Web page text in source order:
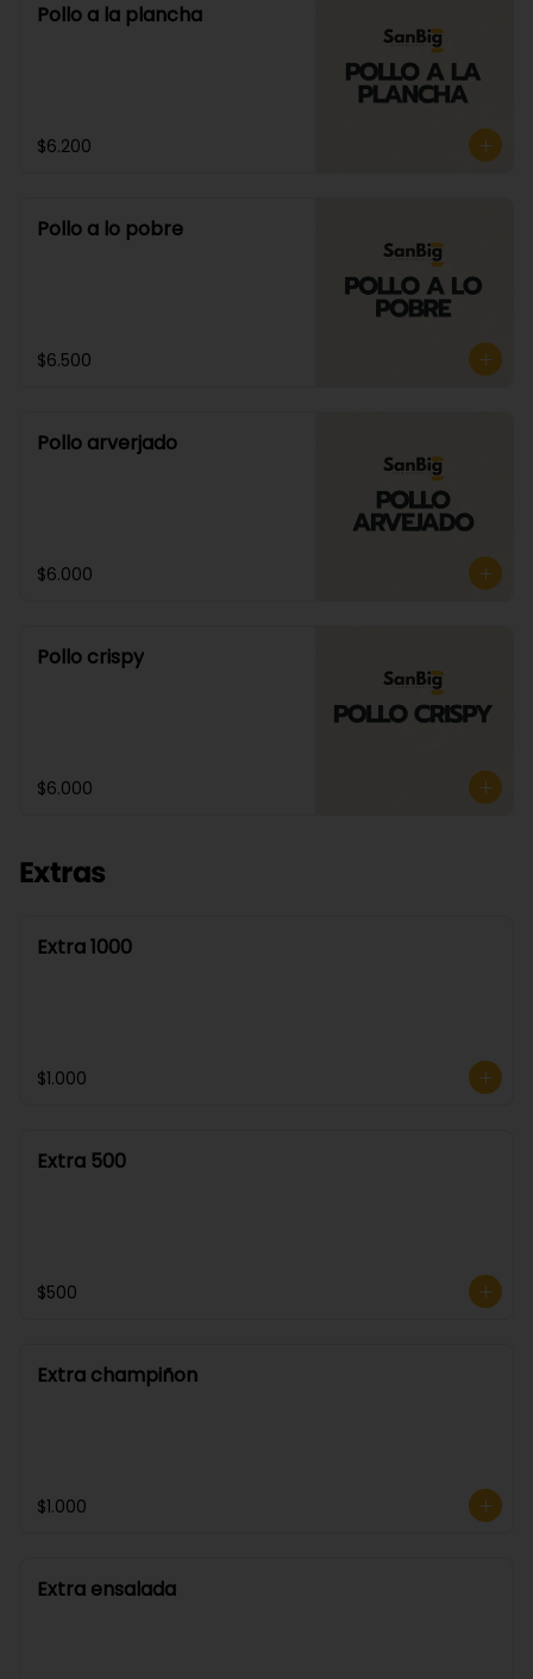
Pollo a la plancha
$6.200
Pollo a lo pobre
$6.500
Pollo arverjado
$6.000
Pollo crispy
$6.000
Extras
Extra 1000
$1.000
Extra 500
$500
Extra champiñon
$1.000
Extra ensalada